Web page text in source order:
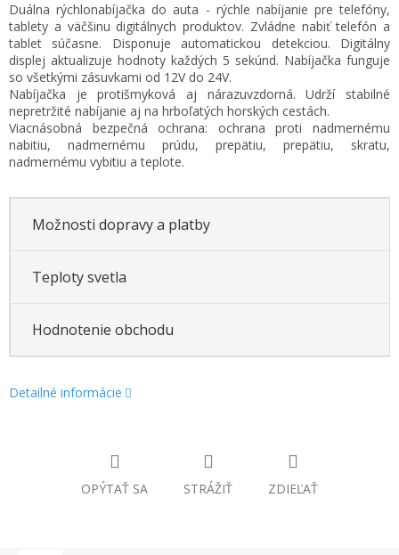
Duálna rýchlonabíjačka do auta - rýchle nabíjanie pre telefóny,
tablety a väčšinu digitálnych produktov. Zvládne nabiť telefón a
tablet súčasne. Disponuje automatickou detekciou. Digitálny
displej aktualizuje hodnoty každých 5 sekúnd. Nabíjačka funguje
so všetkými zásuvkami od 12V do 24V.
Nabíjačka je protišmyková aj nárazuvzdorná. Udrží stabilné
nepretržité nabíjanie aj na hrboľatých horských cestách.
Viacnásobná bezpečná ochrana: ochrana proti nadmernému
nabitiu, nadmernému prúdu, prepätiu, prepätiu, skratu,
nadmernému vybitiu a teplote.
Možnosti dopravy a platby
Teploty svetla
Hodnotenie obchodu
Detailné informácie
OPÝTAŤ SA STRÁŽIŤ ZDIEĽAŤ